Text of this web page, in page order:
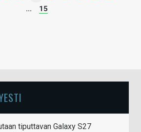
...
15
tiputtavan Galaxy S27